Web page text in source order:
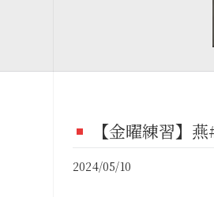
【金曜練習】
2024/05/10